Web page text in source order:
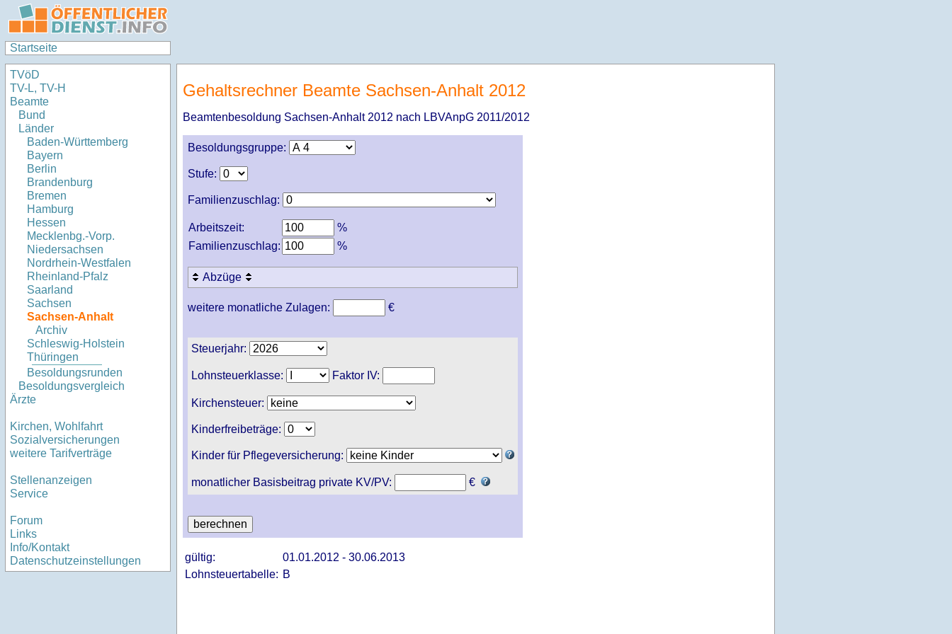
Startseite
TVöD
TV-L, TV-H
Beamte
Bund
Länder
Baden-Württemberg
Bayern
Berlin
Brandenburg
Bremen
Hamburg
Hessen
Mecklenbg.-Vorp.
Niedersachsen
Nordrhein-Westfalen
Rheinland-Pfalz
Saarland
Sachsen
Sachsen-Anhalt
Archiv
Schleswig-Holstein
Thüringen
Besoldungsrunden
Besoldungsvergleich
Ärzte
Kirchen, Wohlfahrt
Sozialversicherungen
weitere Tarifverträge
Stellenanzeigen
Service
Forum
Links
Info/Kontakt
Datenschutzeinstellungen
Gehaltsrechner Beamte Sachsen-Anhalt 2012
Beamtenbesoldung Sachsen-Anhalt 2012 nach LBVAnpG 2011/2012
Besoldungsgruppe:
Stufe:
Familienzuschlag:
Arbeitszeit:
%
Familienzuschlag:
%
Abzüge
weitere monatliche Zulagen: €
Steuerjahr:
Lohnsteuerklasse: Faktor IV:
Kirchensteuer:
Kinderfreibeträge:
Kinder für Pflegeversicherung:
monatlicher Basisbeitrag private KV/PV: €
gültig:
01.01.2012 - 30.06.2013
Lohnsteuertabelle: B